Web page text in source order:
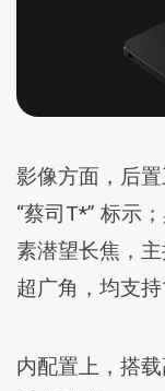
影像方面，后
“蔡司T*” 标示
素潜望长焦，
超广角，均支持
内配置上，搭